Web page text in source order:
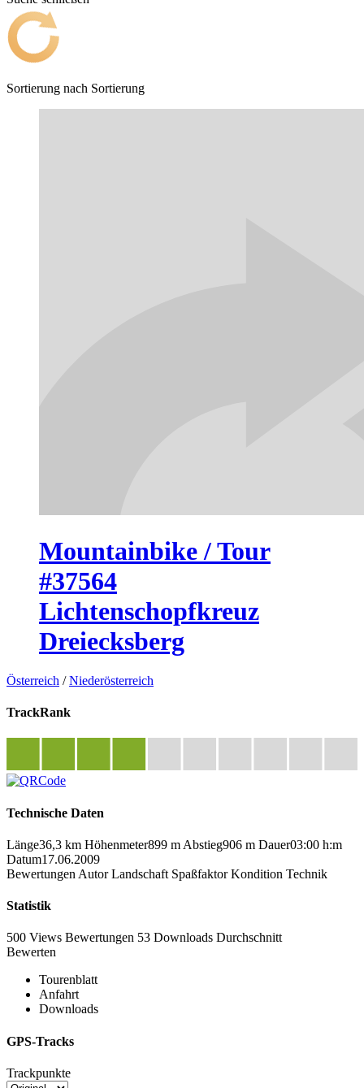
Sortierung nach Sortierung
Mountainbike / Tour
#37564
Lichtenschopfkreuz
Dreiecksberg
Österreich /Niederösterreich
TrackRank
Technische Daten
Länge36,3 km Höhenmeter899 m Abstieg906 m Dauer03:00 h:m
Datum17.06.2009
Bewertungen Autor Landschaft Spaßfaktor Kondition Technik
Statistik
500 Views Bewertungen 53 Downloads Durchschnitt
Bewerten
Tourenblatt
Anfahrt
Downloads
GPS-Tracks
Trackpunkte